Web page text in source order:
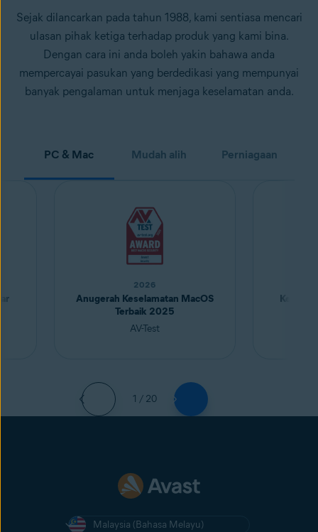
Sejak dilancarkan pada tahun 1988, kami sentiasa mencari
ulasan pihak ketiga terhadap produk yang kami bina.
Dengan cara ini anda boleh yakin bahawa anda
mempercayai pasukan yang berdedikasi yang mempunyai
banyak pengalaman untuk menjaga keselamatan anda.
PC & Mac Mudah alih Perniagaan
2026
Anugerah Keselamatan MacOS
Terbaik 2025
AV-Test
1 / 20
Malaysia (Bahasa Melayu)